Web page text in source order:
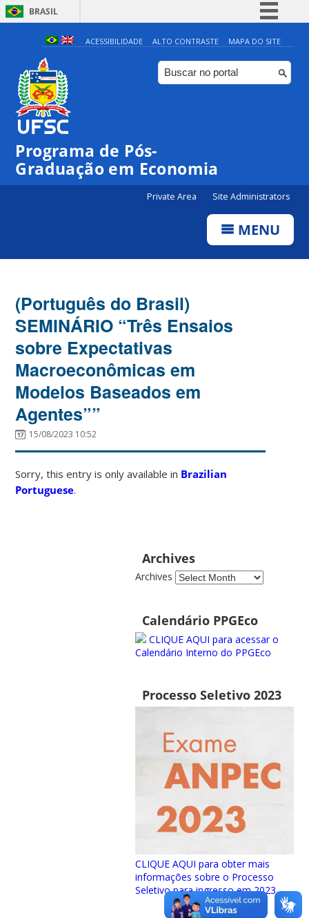
BRASIL
Simplifique!
Comunica BR
Participe
ACESSIBILIDADE ALTO CONTRASTE MAPA DO SITE
Programa de Pós-
Graduação em Economia
Private Area Site Administrators
MENU
(Português do Brasil)
SEMINÁRIO “Três Ensaios
sobre Expectativas
Macroeconômicas em
Modelos Baseados em
Agentes””
15/08/2023 10:52
Sorry, this entry is only available in Brazilian
Portuguese.
Archives
Archives
Calendário PPGEco
CLIQUE AQUI para acessar o
Calendário Interno do PPGEco
Processo Seletivo 2023
CLIQUE AQUI para obter mais
informações sobre o Processo
Seletivo para ingresso em 2023